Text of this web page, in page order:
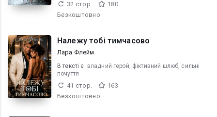
32 стор.
180
Безкоштовно
Належу тобі тимчасово
Лара Флейм
В текcті є: владний герой, фіктивний шлюб, сильні
почуття
41 стор.
163
Безкоштовно